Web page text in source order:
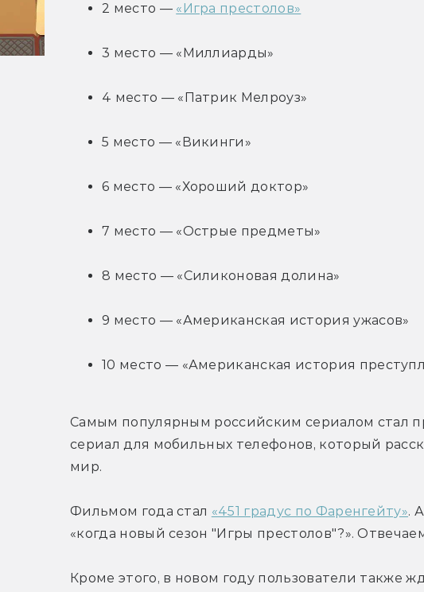
2 место — «Игра престолов»
3 место — «Миллиарды»
4 место — «Патрик Мелроуз»
5 место — «Викинги»
6 место — «Хороший доктор»
7 место — «Острые предметы»
8 место — «Силиконовая долина»
9 место — «Американская история ужасов»
10 место — «Американская история
Самым популярным российским сериалом стал
сериал для мобильных телефонов, который
мир.
Фильмом года стал «451 градус по Фаренгейту».
«когда новый сезон "Игры престолов"?».
Кроме этого, в новом году пользователи также